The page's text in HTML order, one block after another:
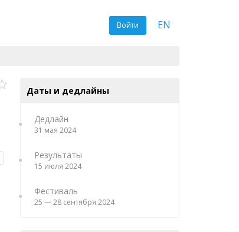
Войти EN
Даты и дедлайны
Дедлайн
31 мая 2024
Результаты
15 июля 2024
Фестиваль
25 — 28 сентября 2024